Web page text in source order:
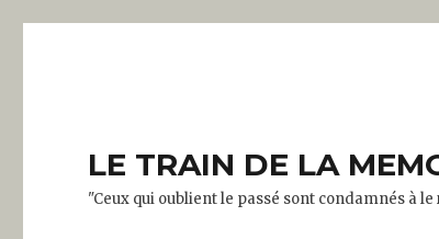
LE TRAIN DE LA
"Ceux qui oublient le passé sont condamnés à